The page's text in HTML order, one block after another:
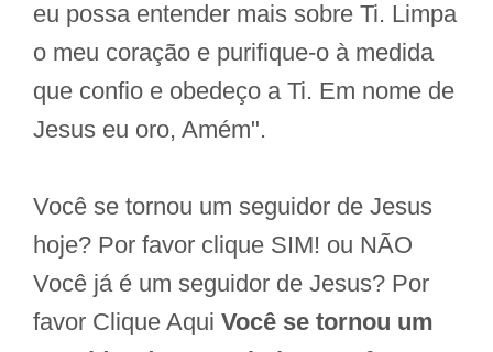
eu possa entender mais sobre Ti. Limpa
o meu coração e purifique-o à medida
que confio e obedeço a Ti. Em nome de
Jesus eu oro, Amém".
Você se tornou um seguidor de Jesus
hoje? Por favor clique SIM! ou NÃO
Você já é um seguidor de Jesus? Por
favor Clique Aqui Você se tornou um